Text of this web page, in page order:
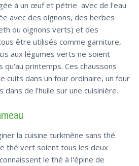
à un œuf et pétrie avec de l'eau
avec des oignons, des herbes
ou oignons verts) et des
être utilisés comme garniture,
aux légumes verts ne soient
printemps. Ces chaussons
cuits dans un four ordinaire, un four
de l'huile sur une cuisinière.
la cuisine turkmène sans thé.
thé vert soient tous les deux
le thé à l'épine de